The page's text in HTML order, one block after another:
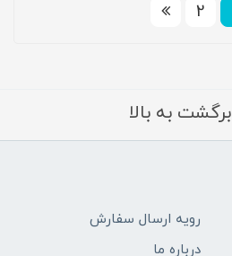
2
برگشت به بالا
رویه ارسال سفارش
درباره ما